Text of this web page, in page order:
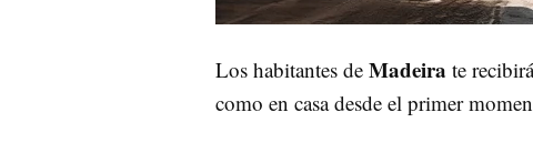
Los habitantes de Madeira te
como en casa desde el primer